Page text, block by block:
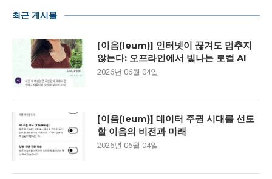
최근 게시물
[이음(Ieum)] 인터넷이 끊겨도 멈추지
않는다: 오프라인에서 빛나는 로컬 AI
2026년 06월 04일
[이음(Ieum)] 데이터 주권 시대를 선도
할 이음의 비전과 미래
2026년 06월 04일